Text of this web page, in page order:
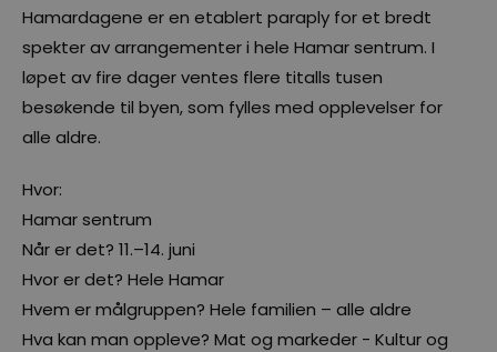
Hamardagene er en etablert paraply for et bredt
spekter av arrangementer i hele Hamar sentrum. I
løpet av fire dager ventes flere titalls tusen
besøkende til byen, som fylles med opplevelser for
alle aldre.
Hvor:
Hamar sentrum
Når er det? 11.–14. juni
Hvor er det? Hele Hamar
Hvem er målgruppen? Hele familien – alle aldre
Hva kan man oppleve? Mat og markeder - Kultur og